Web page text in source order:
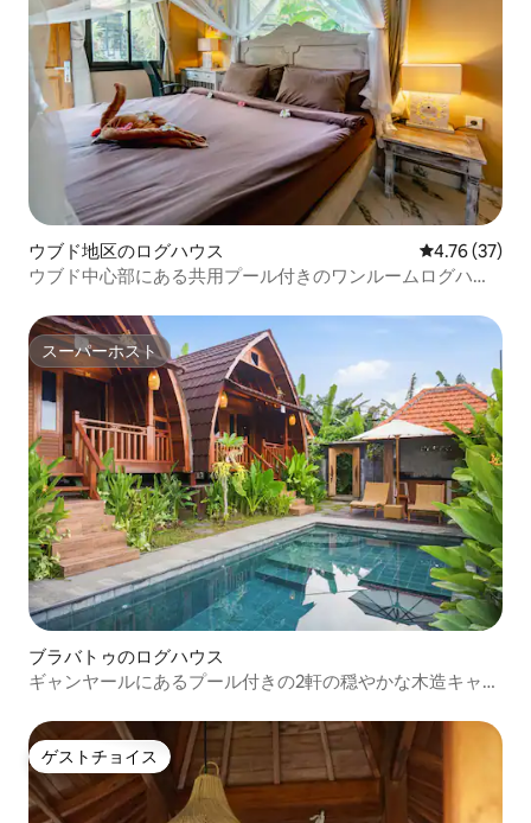
ウブド地区のログハウス レビュー37
4.76 (37)
ウブド中心部にある共用プール付きのワンルームログハウ
スーパーホスト
スーパーホスト
ブラバトゥのログハウス
ギャンヤールにあるプール付きの2軒の穏やかな木造キャビ
ゲストチョイス
ゲストチョイス